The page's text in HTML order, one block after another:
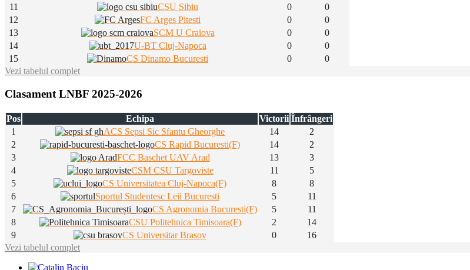
11
CSU Sibiu 0
0
12
FC Arges Pitesti 0
0
13
SCM U Craiova 0
0
14
U-BT Cluj-Napoca 0
0
15
CS Dinamo Bucuresti 0
0
Vezi tabelul complet
Clasament LNBF 2025-2026
Pos Echipa Victorii Înfrângeri
1
ACS Sepsi Sic Sfantu Gheorghe 14
2
2
CS Rapid Bucuresti(F) 14
2
3
FCC Baschet UAV Arad 13
3
4
CSM CSU Targoviste 11
5
5
CS Universitatea Cluj-Napoca(F) 8
8
6
Sportul Studentesc Leii Bucuresti 5
11
7
CS Agronomia Bucuresti(F) 5
11
8
CSU Politehnica Timisoara(F) 2
14
9
CS Universitar Brasov 0
16
Vezi tabelul complet